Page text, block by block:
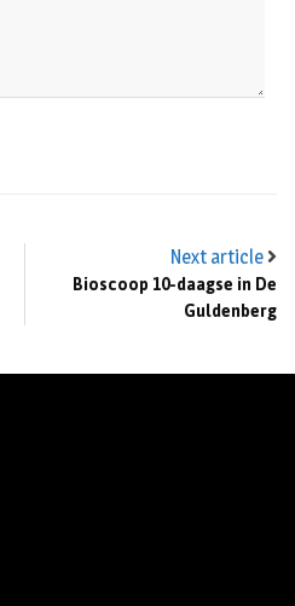
Next article
Bioscoop 10-daagse in De
Guldenberg